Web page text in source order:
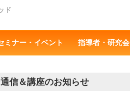
ド
ミナー・イベント 指導者・研究会
信＆講座のお知らせ